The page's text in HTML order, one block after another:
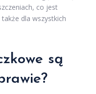
co jest
dla wszystkich
są